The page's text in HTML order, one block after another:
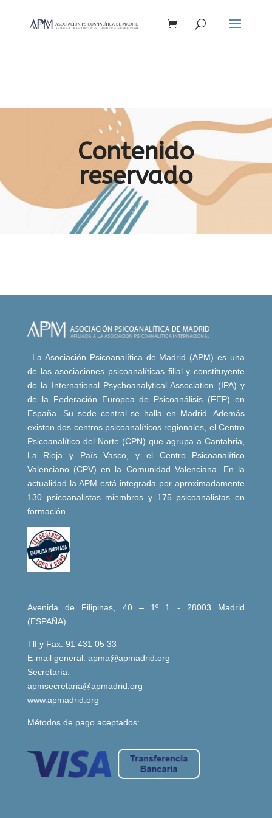
productos
Contenido
reservado
La Asociación Psicoanalítica de Madrid (APM) es una
de las asociaciones psicoanalíticas filial y constituyente
de la International Psychoanalytical Association (IPA) y
de la Federación Europea de Psicoanálisis (FEP) en
España. Su sede central se halla en Madrid. Además
existen dos centros psicoanalíticos regionales, el Centro
Psicoanalítico del Norte (CPN) que agrupa a Cantabria,
La Rioja y País Vasco, y el Centro Psicoanalítico
Valenciano (CPV) en la Comunidad Valenciana. En la
actualidad la APM está integrada por aproximadamente
130 psicoanalistas miembros y 175 psicoanalistas en
formación.
Avenida de Filipinas, 40 – 1º 1 - 28003 Madrid
(ESPAÑA)
Tlf y Fax: 91 431 05 33
E-mail general: apma@apmadrid.org
Secretaría:
apmsecretaria@apmadrid.org
www.apmadrid.org
Métodos de pago aceptados: